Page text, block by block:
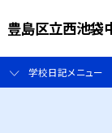
豊島区立西池袋
学校日記メニュー